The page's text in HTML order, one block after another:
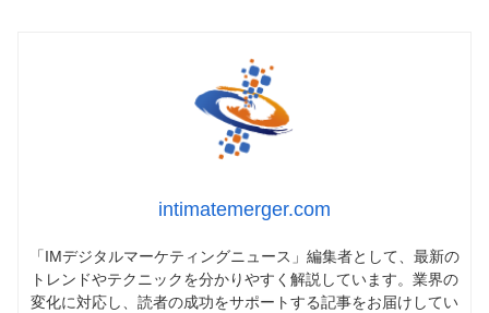
intimatemerger.com
「IMデジタルマーケティングニュース」編集者として、最新の
トレンドやテクニックを分かりやすく解説しています。業界の
変化に対応し、読者の成功をサポートする記事をお届けしてい